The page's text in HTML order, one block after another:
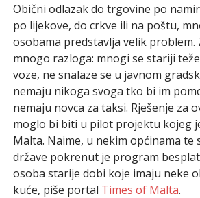
Obični odlazak do trgovine po
po lijekove, do crkve ili na poštu,
osobama predstavlja velik problem.
mnogo razloga: mnogi se stariji
voze, ne snalaze se u javnom
nemaju nikoga svoga tko bi im
nemaju novca za taksi. Rješenje za
moglo bi biti u pilot projektu kojeg
Malta. Naime, u nekim općinama te
države pokrenut je program
osoba starije dobi koje imaju neke
kuće, piše portal Times of Malta.